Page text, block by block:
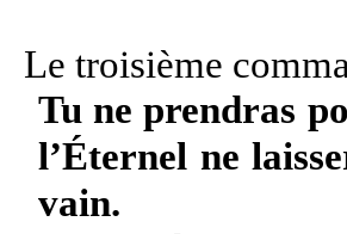
Le troisième
Tu ne prendras
l’Éternel ne
vain.